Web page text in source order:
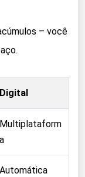
– você
Digital
Multiplataform
a
Automática